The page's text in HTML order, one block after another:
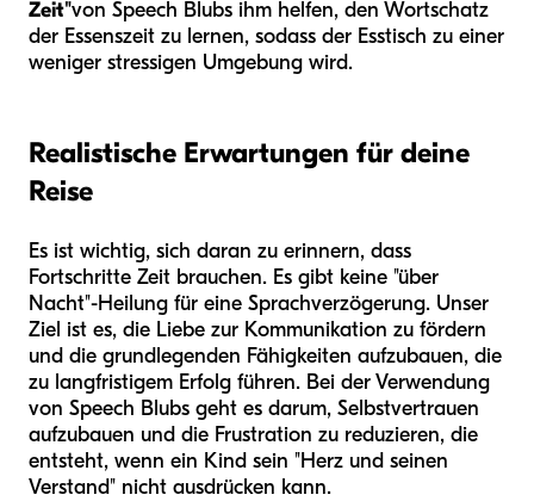
Zeit"von Speech Blubs ihm helfen, den Wortschatz
der Essenszeit zu lernen, sodass der Esstisch zu einer
weniger stressigen Umgebung wird.
Realistische Erwartungen für deine
Reise
Es ist wichtig, sich daran zu erinnern, dass
Fortschritte Zeit brauchen. Es gibt keine "über
Nacht"-Heilung für eine Sprachverzögerung. Unser
Ziel ist es, die Liebe zur Kommunikation zu fördern
und die grundlegenden Fähigkeiten aufzubauen, die
zu langfristigem Erfolg führen. Bei der Verwendung
von Speech Blubs geht es darum, Selbstvertrauen
aufzubauen und die Frustration zu reduzieren, die
entsteht, wenn ein Kind sein "Herz und seinen
Verstand" nicht ausdrücken kann.